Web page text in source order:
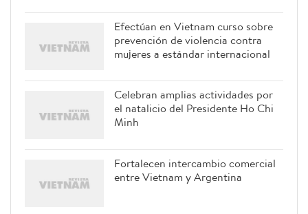
Efectúan en Vietnam curso sobre
prevención de violencia contra
mujeres a estándar internacional
Celebran amplias actividades por
el natalicio del Presidente Ho Chi
Minh
Fortalecen intercambio comercial
entre Vietnam y Argentina